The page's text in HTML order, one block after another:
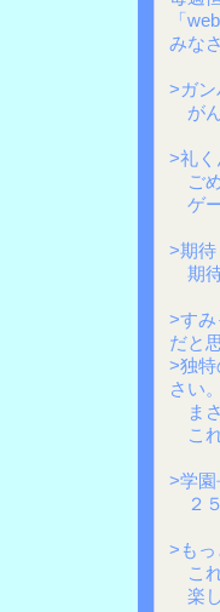
「
みな
>ガン
がん
>礼く
ごめ
ゲー
>期待
期待
>す
だと
>独
さい。
まさ
こ
>学園
２５
>も
これ
楽し